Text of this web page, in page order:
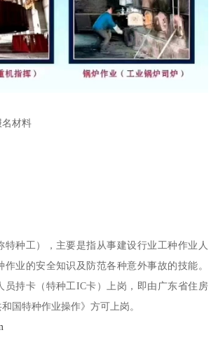
名材料
特种工），主要是指从事建设行业工种作业人
作业的安全知识及防范各种意外事故的技能。
员持卡（特种工IC卡）上岗，即由广东省住房
国特种作业操作》方可上岗。